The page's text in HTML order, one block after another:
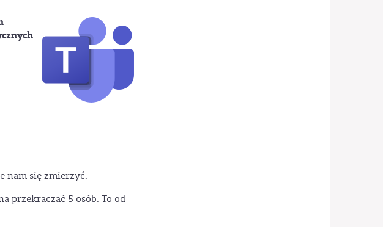
nam się zmierzyć.
przekraczać 5 osób. To od